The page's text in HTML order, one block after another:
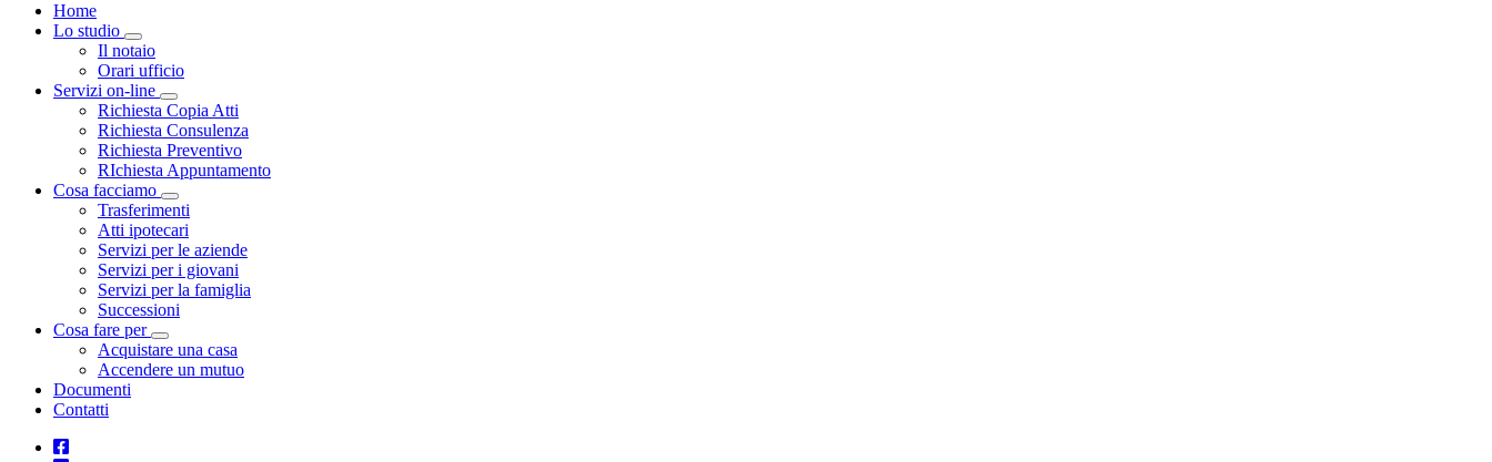
Home
Lo studio
Toggle Dropdown
Il notaio
Orari ufficio
Servizi on-line
Toggle Dropdown
Richiesta Copia Atti
Richiesta Consulenza
Richiesta Preventivo
RIchiesta Appuntamento
Cosa facciamo
Toggle Dropdown
Trasferimenti
Atti ipotecari
Servizi per le aziende
Servizi per i giovani
Servizi per la famiglia
Successioni
Cosa fare per
Toggle Dropdown
Acquistare una casa
Accendere un mutuo
Documenti
Contatti